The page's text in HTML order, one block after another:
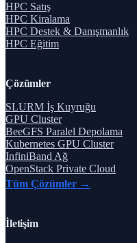
HPC Satış
HPC Kiralama
HPC Destek & Danışmanlık
HPC Eğitim
Çözümler
SLURM İş Kuyruğu
GPU Cluster
BeeGFS Paralel Depolama
Kubernetes GPU Cluster
InfiniBand Ağ
OpenStack Private Cloud
Tüm Çözümler →
İletişim